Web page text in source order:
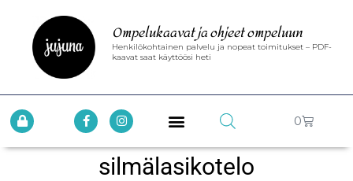
Ompelukaavat ja ohjeet ompeluun
Henkilökohtainen palvelu ja nopeat toimitukset – PDF-
kaavat saat käyttöösi heti
0
silmälasikotelo